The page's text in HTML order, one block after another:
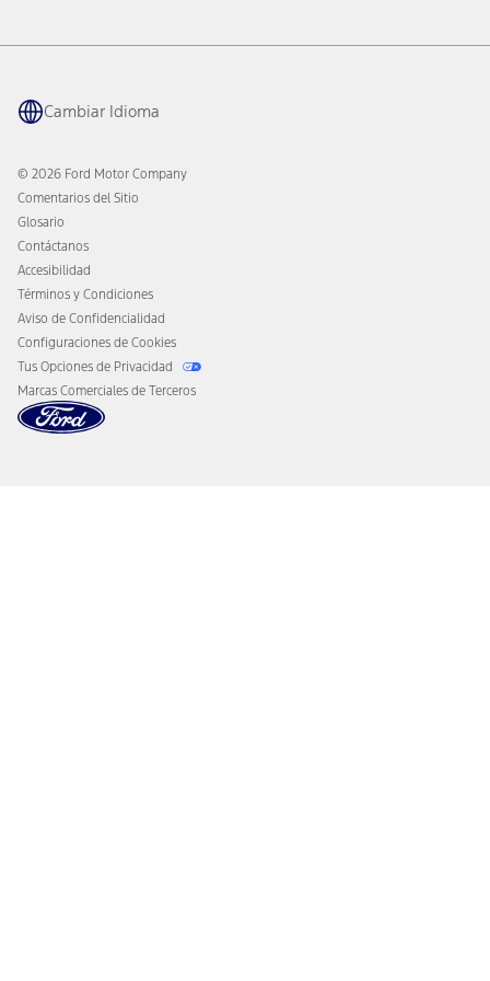
Beneficios para Propietarios
Ford Heritage Vault
Cupones y Ofertas
Aviso al Consumidor de California
Desconectar el Acceso Remoto al Vehículo
Cambiar Idioma
© 2026 Ford Motor Company
Comentarios del Sitio
Glosario
Contáctanos
Accesibilidad
Términos y Condiciones
Aviso de Confidencialidad
Configuraciones de Cookies
Tus Opciones de Privacidad
Marcas Comerciales de Terceros